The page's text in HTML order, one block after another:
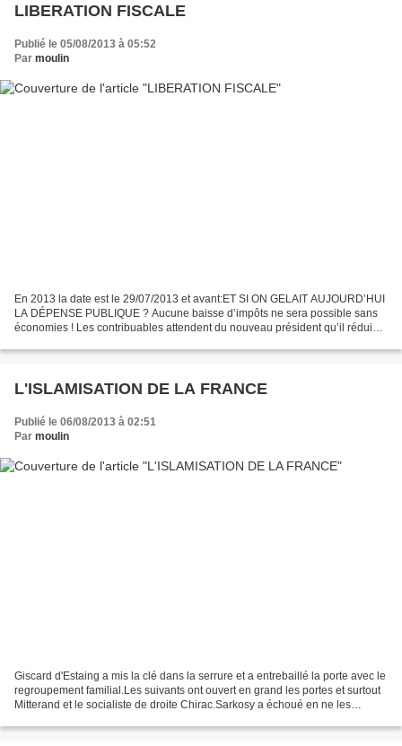
LIBERATION FISCALE
Publié le 05/08/2013 à 05:52
Par moulin
En 2013 la date est le 29/07/2013 et avant:ET SI ON GELAIT AUJOURD’HUI
LA DÉPENSE PUBLIQUE ? Aucune baisse d’impôts ne sera possible sans
économies ! Les contribuables attendent du nouveau président qu’il réduise
L'ISLAMISATION DE LA FRANCE
Publié le 06/08/2013 à 02:51
Par moulin
Giscard d'Estaing a mis la clé dans la serrure et a entrebaillé la porte avec le
regroupement familial.Les suivants ont ouvert en grand les portes et surtout
Mitterand et le socialiste de droite Chirac.Sarkosy a échoué en ne les